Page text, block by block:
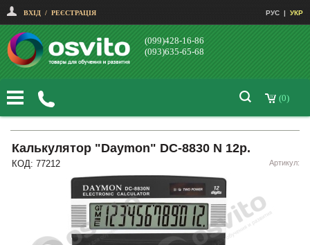
ВХІД / РЕЄСТРАЦІЯ РУС | УКР
(099)428-16-86
(093)635-65-68
(0)
Калькулятор "Daymon" DC-8830 N 12р.
КОД: 77212 Артикул: